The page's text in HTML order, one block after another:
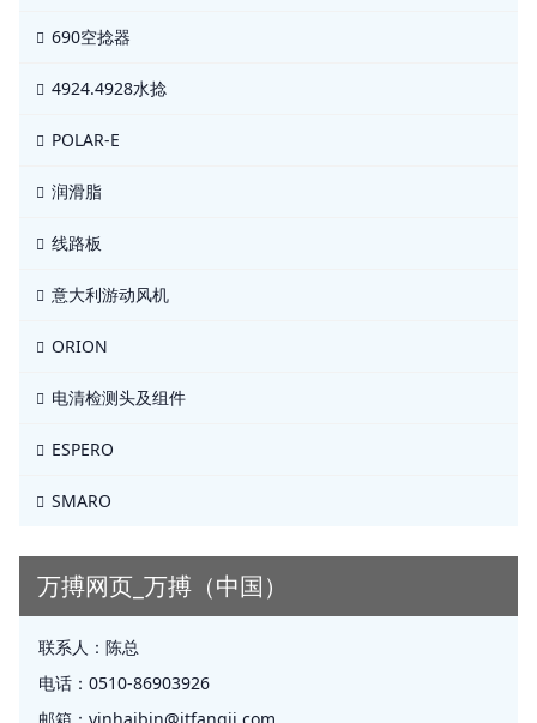
690空捻器
4924.4928水捻
POLAR-E
润滑脂
线路板
意大利游动风机
ORION
电清检测头及组件
ESPERO
SMARO
万搏网页_万搏（中国）
联系人： 陈总
电话： 0510-86903926